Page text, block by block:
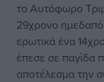
το Αυτόφωρο
29χρονο
ερωτικά ένα
έπεσε σε παγίδα
αποτέλεσμα την